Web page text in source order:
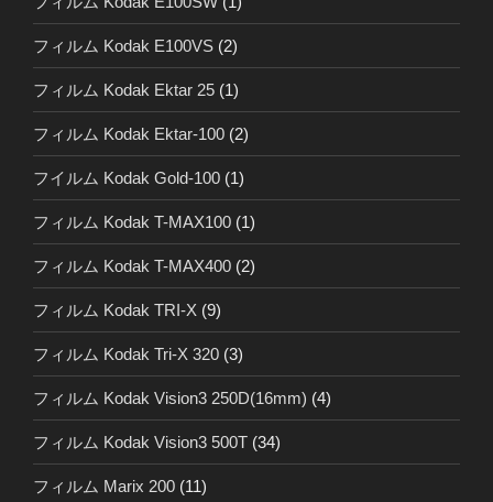
フィルム Kodak E100VS (2)
フィルム Kodak Ektar 25 (1)
フィルム Kodak Ektar-100 (2)
フイルム Kodak Gold-100 (1)
フィルム Kodak T-MAX100 (1)
フィルム Kodak T-MAX400 (2)
フィルム Kodak TRI-X (9)
フィルム Kodak Tri-X 320 (3)
フィルム Kodak Vision3 250D(16mm) (4)
フィルム Kodak Vision3 500T (34)
フィルム Marix 200 (11)